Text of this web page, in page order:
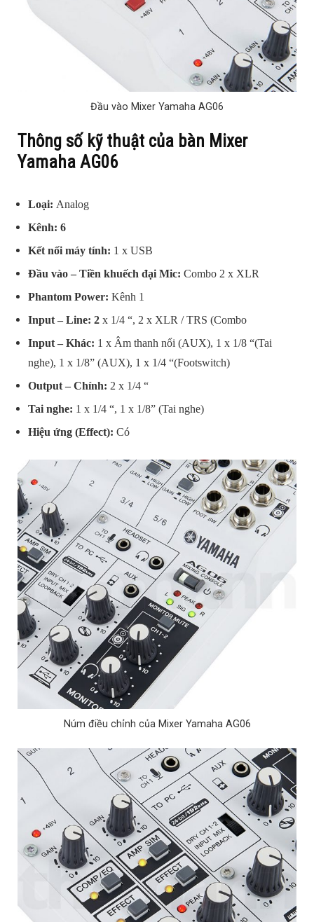
Đầu vào Mixer Yamaha AG06
Thông số kỹ thuật của bàn Mixer
Yamaha AG06
Loại: Analog
Kênh: 6
Kết nối máy tính: 1 x USB
Đầu vào – Tiền khuếch đại Mic: Combo 2 x XLR
Phantom Power: Kênh 1
Input – Line: 2x 1/4 “, 2 x XLR / TRS (Combo
Input – Khác: 1 x Âm thanh nổi (AUX), 1 x 1/8 “(Tai
nghe), 1 x 1/8” (AUX), 1 x 1/4 “(Footswitch)
Output – Chính: 2 x 1/4 “
Tai nghe: 1 x 1/4 “, 1 x 1/8” (Tai nghe)
Hiệu ứng (Effect): Có
Núm điều chỉnh của Mixer Yamaha AG06